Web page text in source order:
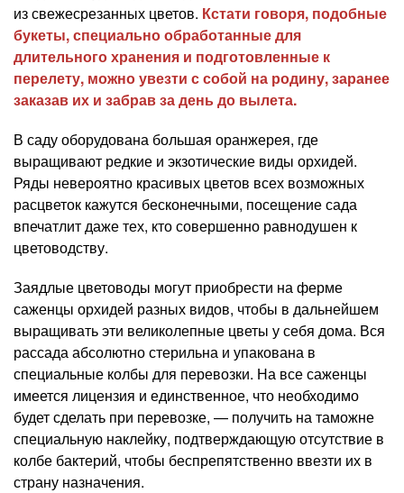
из свежесрезанных цветов. Кстати говоря, подобные
букеты, специально обработанные для
длительного хранения и подготовленные к
перелету, можно увезти с собой на родину, заранее
заказав их и забрав за день до вылета.
В саду оборудована большая оранжерея, где
выращивают редкие и экзотические виды орхидей.
Ряды невероятно красивых цветов всех возможных
расцветок кажутся бесконечными, посещение сада
впечатлит даже тех, кто совершенно равнодушен к
цветоводству.
Заядлые цветоводы могут приобрести на ферме
саженцы орхидей разных видов, чтобы в дальнейшем
выращивать эти великолепные цветы у себя дома. Вся
рассада абсолютно стерильна и упакована в
специальные колбы для перевозки. На все саженцы
имеется лицензия и единственное, что необходимо
будет сделать при перевозке, — получить на таможне
специальную наклейку, подтверждающую отсутствие в
колбе бактерий, чтобы беспрепятственно ввезти их в
страну назначения.